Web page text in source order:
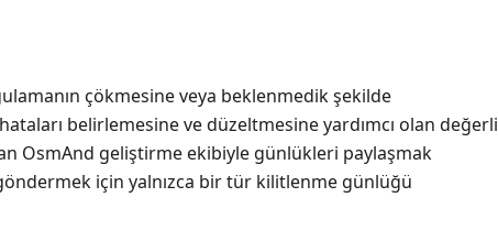
çökmesine veya beklenmedik şekilde
belirlemesine ve düzeltmesine yardımcı olan değerli
OsmAnd geliştirme ekibiyle günlükleri paylaşmak
için yalnızca bir tür kilitlenme günlüğü